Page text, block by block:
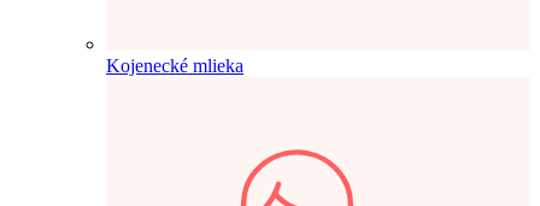
Kojenecké mlieka